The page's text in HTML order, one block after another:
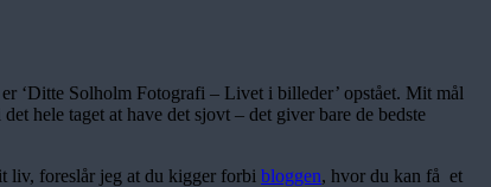
‘Ditte Solholm Fotografi – Livet i billeder’ opstået. Mit mål
hele taget at have det sjovt – det giver bare de bedste
liv, foreslår jeg at du kigger forbi bloggen, hvor du kan få et